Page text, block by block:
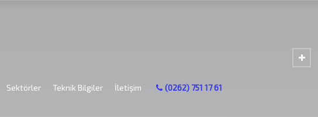
Sektörler Teknik Bilgiler İletişim (0262) 751 17 61